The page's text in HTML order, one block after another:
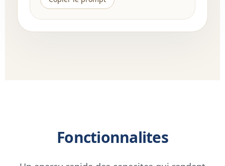
detail.
Fonctionnalites